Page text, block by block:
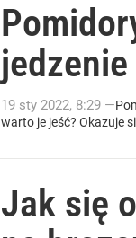
19 sty 2022, 8:29 —
warto je jeść? Okazuje
Jak się